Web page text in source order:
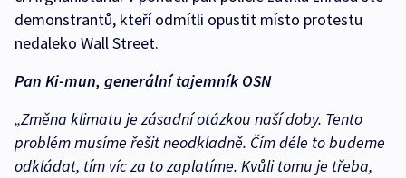
demonstrantů, kteří odmítli opustit místo protestu
nedaleko Wall Street.
Pan Ki-mun, generální tajemník OSN
„Změna klimatu je zásadní otázkou naší doby. Tento
problém musíme řešit neodkladně. Čím déle to budeme
odkládat, tím víc za to zaplatíme. Kvůli tomu je třeba,